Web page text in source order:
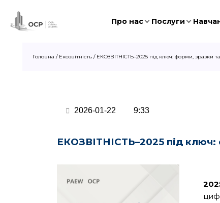
Про нас Послуги
Головна / Екозвітність / ЕКОЗВІТНІСТЬ–2025 під ключ: форми, зразки
2026-01-22 9:33
ЕКОЗВІТНІСТЬ–2025 під ключ: